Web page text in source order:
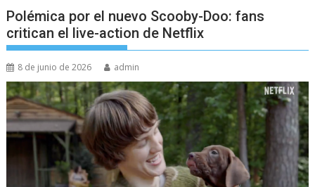
Polémica por el nuevo Scooby-Doo: fans
critican el live-action de Netflix
8 de junio de 2026 admin